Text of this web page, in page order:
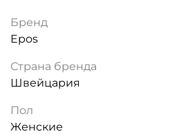
Бренд
Epos
Страна бренда
Швейцария
Пол
Женские